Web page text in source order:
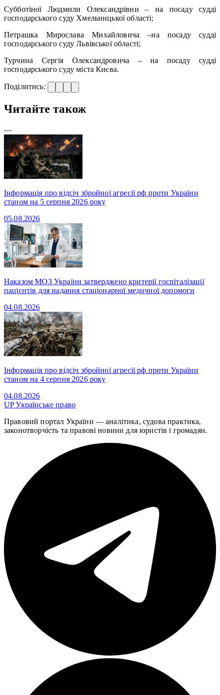
Субботіної Людмили Олександрівни – на посаду судді
господарського суду Хмельницької області;
Петрашка Мирослава Михайловича –на посаду судді
господарського суду Львівської області;
Турчина Сергія Олександровича – на посаду судді
господарського суду міста Києва.
Поділитись:
Читайте також
—
Інформація про відсіч збройної агресії рф проти України
станом на 5 серпня 2026 року
05.08.2026
Наказом МОЗ України затверджено критерії госпіталізації
пацієнтів для надання стаціонарної медичної допомоги
04.08.2026
Інформація про відсіч збройної агресії рф проти України
станом на 4 серпня 2026 року
04.08.2026
UPУкраїнське право
Правовий портал України — аналітика, судова практика,
законотворчість та правові новини для юристів і громадян.